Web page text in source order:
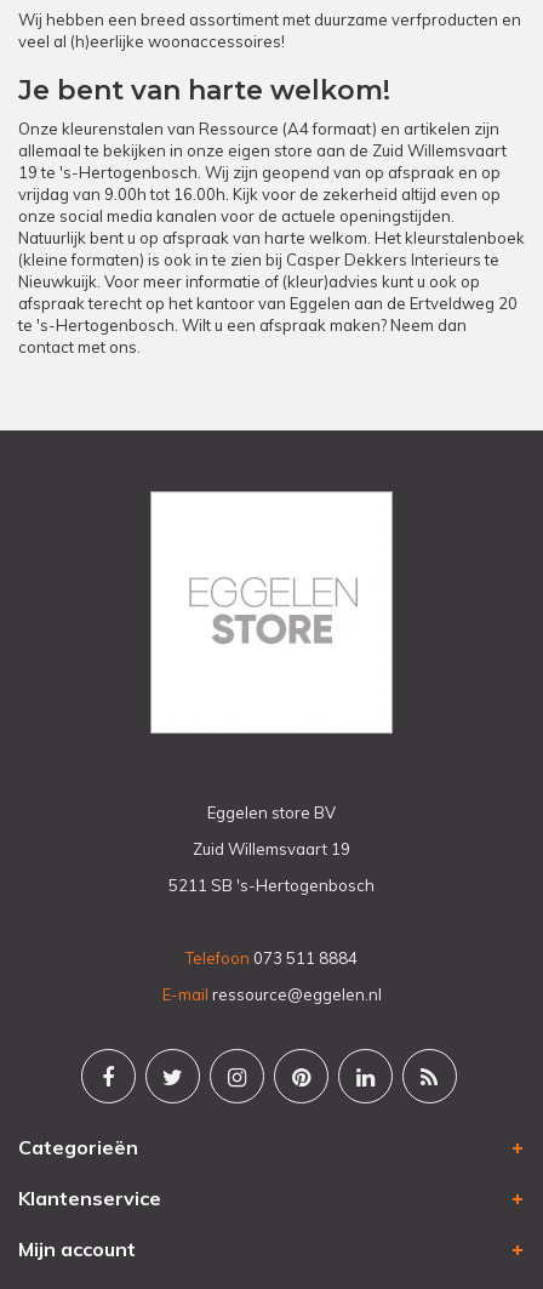
Wij hebben een breed assortiment met duurzame verfproducten en
veel al (h)eerlijke woonaccessoires!
Je bent van harte welkom!
Onze kleurenstalen van Ressource (A4 formaat) en artikelen zijn
allemaal te bekijken in onze eigen store aan de Zuid Willemsvaart
19 te 's-Hertogenbosch. Wij zijn geopend van op afspraak en op
vrijdag van 9.00h tot 16.00h. Kijk voor de zekerheid altijd even op
onze social media kanalen voor de actuele openingstijden.
Natuurlijk bent u op afspraak van harte welkom. Het kleurstalenboek
(kleine formaten) is ook in te zien bij Casper Dekkers Interieurs te
Nieuwkuijk. Voor meer informatie of (kleur)advies kunt u ook op
afspraak terecht op het kantoor van Eggelen aan de Ertveldweg 20
te 's-Hertogenbosch. Wilt u een afspraak maken? Neem dan
contact met ons.
Eggelen store BV
Zuid Willemsvaart 19
5211 SB 's-Hertogenbosch
Telefoon 073 511 8884
E-mail ressource@eggelen.nl
Categorieën
Klantenservice
Mijn account